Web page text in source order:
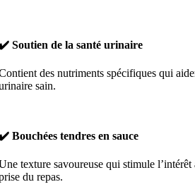
Soutien de la santé urinaire
des nutriments spécifiques qui
sain.
Bouchées tendres en sauce
texture savoureuse qui stimule
du repas.